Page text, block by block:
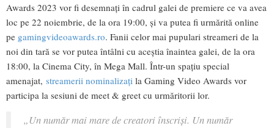
Awards 2023 vor fi desemnați în cadrul galei de premiere ce va avea
loc pe 22 noiembrie, de la ora 19:00, și va putea fi urmărită online
pe gamingvideoawards.ro. Fanii celor mai pupulari streameri de la
noi din tară se vor putea întâlni cu aceștia înaintea galei, de la ora
18:00, la Cinema City, în Mega Mall. Într-un spațiu special
amenajat, streamerii nominalizați la Gaming Video Awards vor
participa la sesiuni de meet & greet cu urmăritorii lor.
„Un număr mai mare de creatori înscriși. Un număr